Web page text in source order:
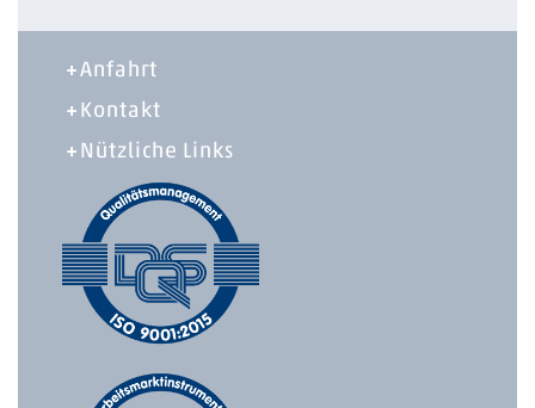
Anfahrt
Kontakt
Nützliche Links